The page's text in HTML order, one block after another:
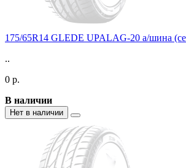
175/65R14 GLEDE UPALAG-20 а/шина
..
0 р.
В наличии
Нет в наличии